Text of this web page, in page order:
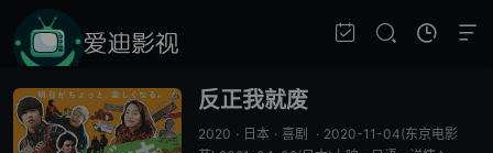
反正我就废
2020 · 日本 · 喜剧 · 2020-11-04(东京电影